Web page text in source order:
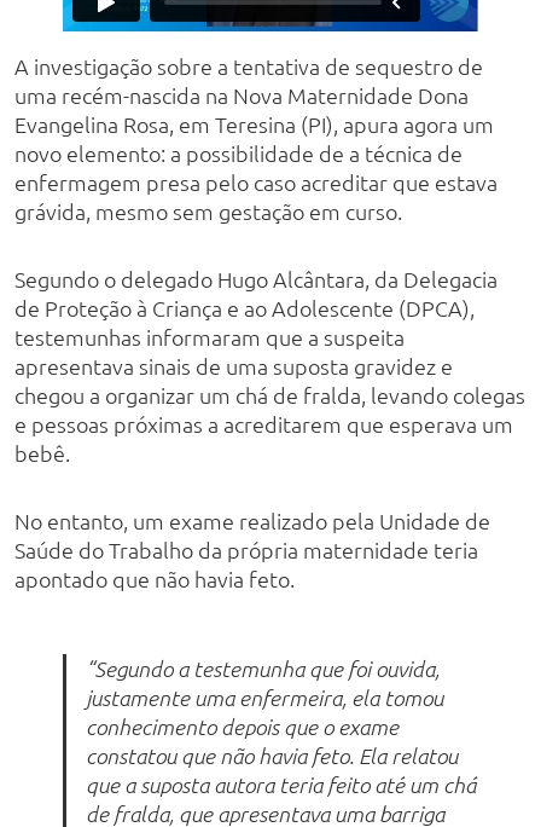
A investigação sobre a tentativa de sequestro de
uma recém-nascida na Nova Maternidade Dona
Evangelina Rosa, em Teresina (PI), apura agora um
novo elemento: a possibilidade de a técnica de
enfermagem presa pelo caso acreditar que estava
grávida, mesmo sem gestação em curso.
Segundo o delegado Hugo Alcântara, da Delegacia
de Proteção à Criança e ao Adolescente (DPCA),
testemunhas informaram que a suspeita
apresentava sinais de uma suposta gravidez e
chegou a organizar um chá de fralda, levando colegas
e pessoas próximas a acreditarem que esperava um
bebê.
No entanto, um exame realizado pela Unidade de
Saúde do Trabalho da própria maternidade teria
apontado que não havia feto.
“Segundo a testemunha que foi ouvida,
justamente uma enfermeira, ela tomou
conhecimento depois que o exame
constatou que não havia feto. Ela relatou
que a suposta autora teria feito até um chá
de fralda, que apresentava uma barriga